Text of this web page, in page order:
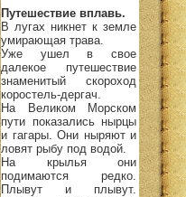
Путешествие вплавь.
В лугах никнет к земле
умирающая трава.
Уже ушел в свое
далекое путешествие
знаменитый скороход
коростель-дергач.
На Великом Морском
пути показались нырцы
и гагары. Они ныряют и
ловят рыбу под водой.
На крылья они
подимаются редко.
Плывут и плывут.